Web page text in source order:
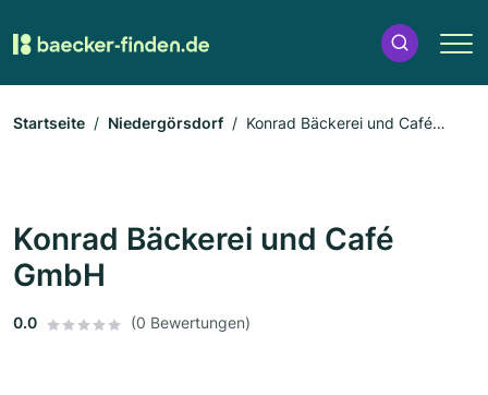
Startseite Niedergörsdorf
Konrad Bäckerei und Café
Konrad Bäckerei und Café
GmbH
0.0 (0 Bewertungen)